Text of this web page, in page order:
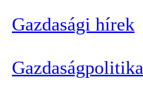
Gazdasági hírek
Gazdaságpolitika